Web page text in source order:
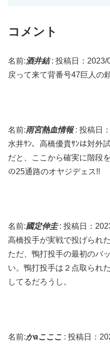
コメント
名前:酒井結: 投稿日：2023/
戻って来て背番号47巨人の
名前:雨宮熱血情報: 投稿日
水井ｻﾝ、高橋優貴ｻﾝは対外
だと、ここから確実に階段
の25通路のオヤジデェス!!
名前:國定伸圭: 投稿日：
高橋投手が実戦で投げられ
ただ、鴨打投手の最初のバ
い。鴨打投手は２点取られ
してるだろうし。
名前:かaこここ : 投稿日：